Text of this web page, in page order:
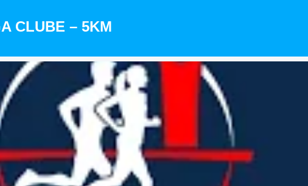
CLUBE – 5KM